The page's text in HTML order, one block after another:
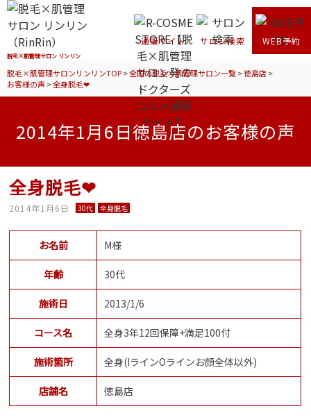
脱毛×肌管理サロン リンリン
通販サイト サロン検索 WEB予約
脱毛×肌管理サロンリンリンTOP>全国の脱毛×肌管理サロン一覧>徳島店>
お客様の声 >全身脱毛❤
2014年1月6日徳島店のお客様の声
全身脱毛❤
2014年1月6日 30代 全身脱毛
お名前 M様
年齢 30代
施術日 2013/1/6
コース名 全身3年12回保障+満足100付
施術箇所 全身(IラインOラインお顔全体以外)
店舗名 徳島店